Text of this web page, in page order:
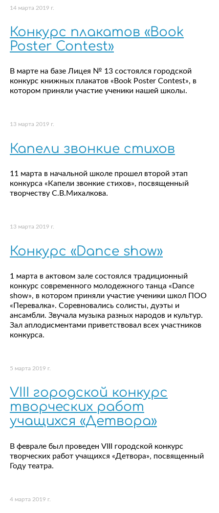
14 марта 2019 г.
Конкурс плакатов «Book
Poster Contest»
В марте на базе Лицея № 13 состоялся городской
конкурс книжных плакатов «Book Poster Contest», в
котором приняли участие ученики нашей школы.
13 марта 2019 г.
Капели звонкие стихов
11 марта в начальной школе прошел второй этап
конкурса «Капели звонкие стихов», посвященный
творчеству С.В.Михалкова.
13 марта 2019 г.
Конкурс «Dance show»
1 марта в актовом зале состоялся традиционный
конкурс современного молодежного танца «Dance
show», в котором приняли участие ученики школ ПОО
«Перевалка». Соревновались солисты, дуэты и
ансамбли. Звучала музыка разных народов и культур.
Зал аплодисментами приветствовал всех участников
конкурса.
5 марта 2019 г.
VIII городской конкурс
творческих работ
учащихся «Детвора»
В феврале был проведен VIII городской конкурс
творческих работ учащихся «Детвора», посвященный
Году театра.
4 марта 2019 г.